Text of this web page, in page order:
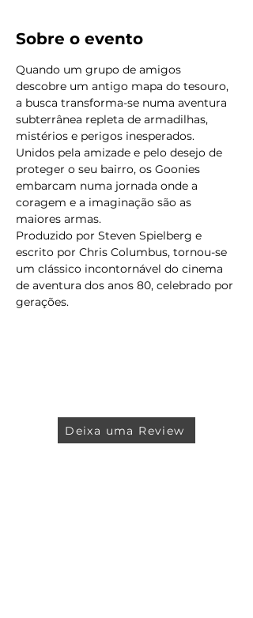
Sobre o evento
Quando um grupo de amigos
descobre um antigo mapa do tesouro,
a busca transforma-se numa aventura
subterrânea repleta de armadilhas,
mistérios e perigos inesperados.
Unidos pela amizade e pelo desejo de
proteger o seu bairro, os Goonies
embarcam numa jornada onde a
coragem e a imaginação são as
maiores armas.
Produzido por Steven Spielberg e
escrito por Chris Columbus, tornou-se
um clássico incontornável do cinema
de aventura dos anos 80, celebrado por
gerações.
Deixa uma Review